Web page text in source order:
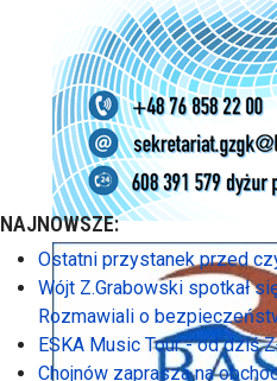
NAJNOWSZE:
Ostatni przystanek przed
Wójt Z.Grabowski spotkał
Rozmawiali o
ESKA Music Tour - od dziś
Chojnów zaprasza na